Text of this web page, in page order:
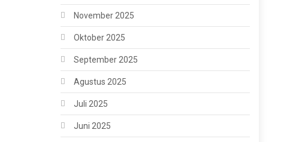
November 2025
Oktober 2025
September 2025
Agustus 2025
Juli 2025
Juni 2025